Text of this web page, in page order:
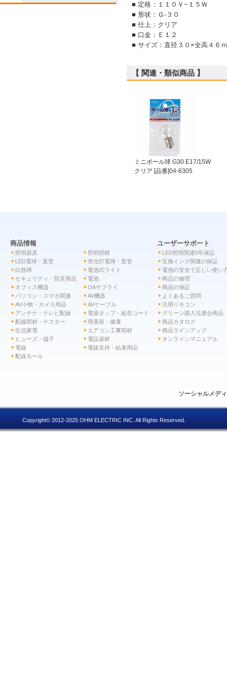
■ 定格：１１０Ｖ−１５Ｗ
■ 形状：Ｇ‐３０
■ 仕上：クリア
■ 口金：Ｅ１２
■ サイズ：直径３０×全高４６
【 関連・類似商品 】
ミニボール球 G30 E17/15W
クリア [品番]04-6305
商品情報
照明器具
照明部材
LED電球・直管
蛍光灯電球・直管
白熱球
電池式ライト
セキュリティ・防災用品
電池
オフィス機器
OAサプライ
パソコン・スマホ関連
AV機器
AV小物・カメラ用品
AVケーブル
アンテナ・テレビ配線
電源タップ・延長コード
配線部材・テスター
理美容・健康
生活家電
エアコン工事部材
ヒューズ・端子
電設資材
電線
電線支持・結束用品
配線モール
ユーザーサポート
LED照明関連5年保証
互換インク関連の保証
電池の安全で正しい使い
商品の修理
商品の保証
よくあるご質問
汎用リモコン
グリーン購入法適合商品
商品カタログ
商品ラインアップ
オンラインマニュアル
ソーシャルメデ
Copyright© 2012-2025 OHM ELECTRIC INC. All Rights Reserved.